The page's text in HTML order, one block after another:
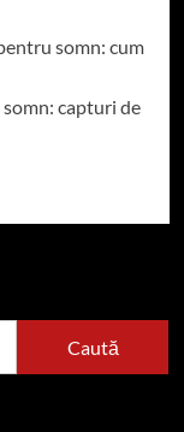
somn: cum
capturi de
Caută